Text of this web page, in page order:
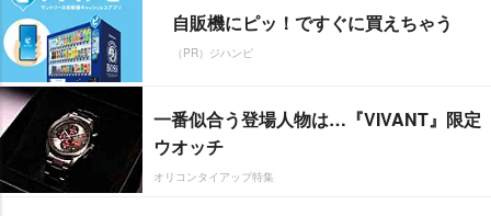
自販機にピッ！ですぐに買えちゃう
（PR）ジハンピ
一番似合う登場人物は…『VIVANT』限定
ウオッチ
オリコンタイアップ特集